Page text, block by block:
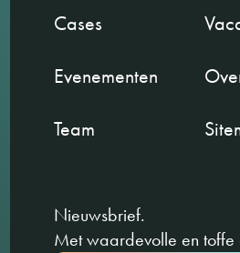
Cases
Evenementen
Team
Nieuwsbrief.
Met waardevolle en toffe